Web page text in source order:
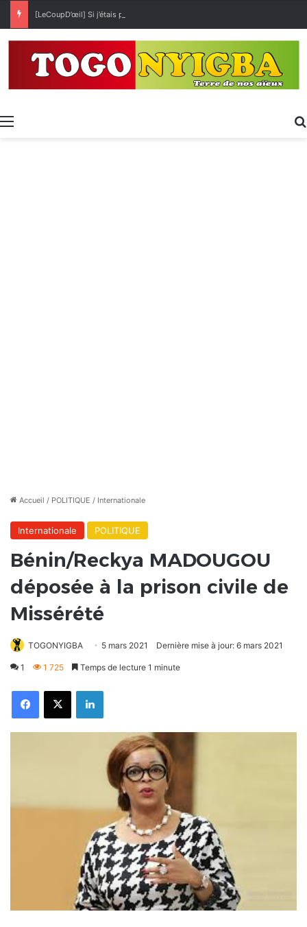
[LeCoupD’œil] Si j’étais président, ce que je ferai des « Évalas »
Menu
Accueil / POLITIQUE / Internationale
Internationale POLITIQUE
Bénin/Reckya MADOUGOU
déposée à la prison civile de
Missérété
TOGONYIGBA 5 mars 2021 Dernière mise à jour: 6 mars 2021
1 1 725 Temps de lecture 1 minute
FacebookX Linkedin